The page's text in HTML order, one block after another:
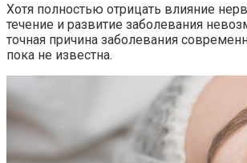
Хотя полностью отрицать влияние
течение и развитие заболевания
точная причина заболевания
пока не известна.